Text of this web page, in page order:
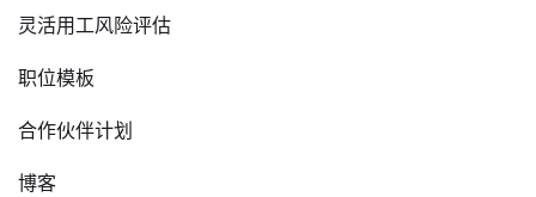
灵活用工风险评估
职位模板
合作伙伴计划
博客